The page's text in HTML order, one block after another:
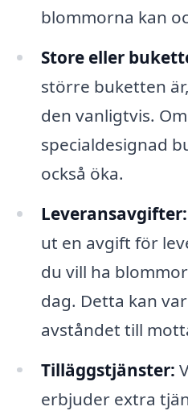
blommorna kan
Store eller
större buketten
den vanligtvis.
specialdesignad
också öka.
Leveransavgifter:
ut en avgift för
du vill ha
dag. Detta kan
avståndet till
Tilläggstjänster:
erbjuder extra